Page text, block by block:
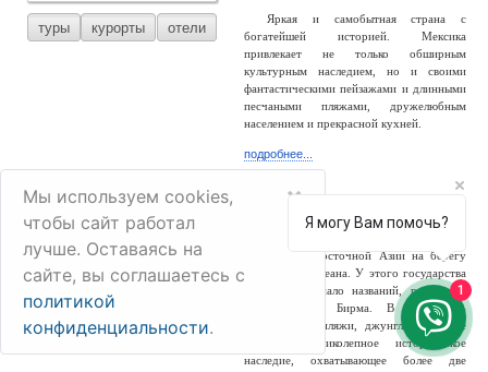
туры курорты отели
Яркая и самобытная страна с
богатейшей историей. Мексика
привлекает не только обширным
культурным наследием, но и своими
фантастическими пейзажами и длинными
песчаными пляжами, дружелюбным
населением и прекрасной кухней.
подробнее...
туры отели
страна Юго-Восточной Азии на берегу
Индийского океана. У этого государства
сменилось немало названий, россиянам
известно как Бирма. В стране –
белоснежные пляжи, джунгли, снежные
горы и великолепное историческое
наследие, охватывающее более две
Мы используем cookies,
чтобы сайт работал
лучше. Оставаясь на
сайте, вы соглашаетесь с
политикой
конфиденциальности.
×
Я могу Вам помочь?
1